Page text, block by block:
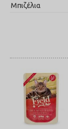
Μπιζέλια